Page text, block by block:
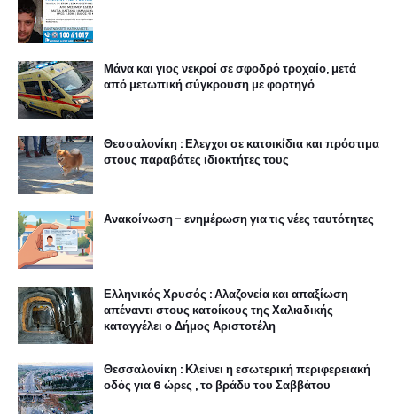
Μάνα και γιος νεκροί σε σφοδρό τροχαίο, μετά
από μετωπική σύγκρουση με φορτηγό
Θεσσαλονίκη : Ελεγχοι σε κατοικίδια και πρόστιμα
στους παραβάτες ιδιοκτήτες τους
Ανακοίνωση - ενημέρωση για τις νέες ταυτότητες
Ελληνικός Χρυσός : Αλαζονεία και απαξίωση
απέναντι στους κατοίκους της Χαλκιδικής
καταγγέλει ο Δήμος Αριστοτέλη
Θεσσαλονίκη : Κλείνει η εσωτερική περιφερειακή
οδός για 6 ώρες , το βράδυ του Σαββάτου